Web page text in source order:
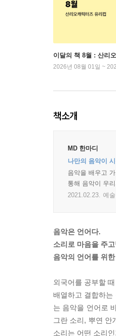
이달의 책 8월 : 산리
2026년 08월 01일 ~
책소개
MD 한마디
나만의 음악이
음악을 배우고
통해 음악이 우
2021.02.23.
예
음악은 언어다.
소리로 마음을 주
음악의 언어를 위
외국어를 공부할
배열하고 결합하
는 음악을 언어로
그란 소리, 뿌연 안
소리는 어떤 소리